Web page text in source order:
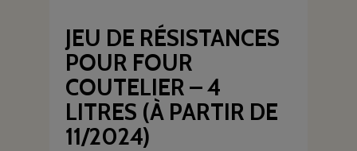
JEU DE RÉSISTANCES
POUR FOUR
COUTELIER – 4
LITRES (À PARTIR DE
11/2024)